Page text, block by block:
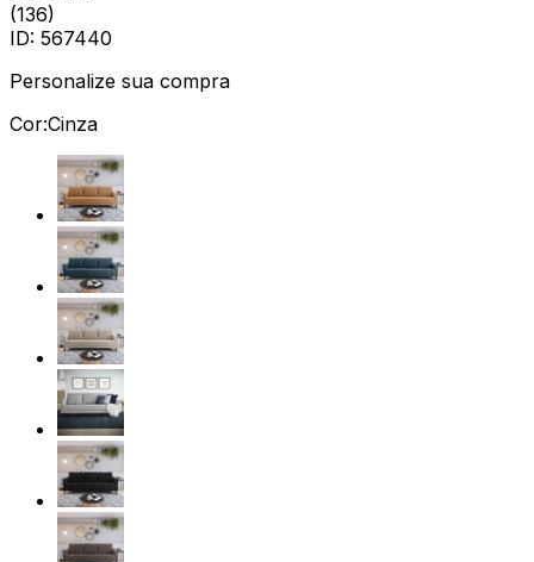
(136)
ID: 567440
Personalize sua compra
Cor:Cinza